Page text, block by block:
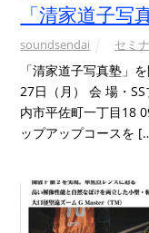
「清家道子写
soundsendai セミ
「清家道子写真塾」
27日（月） 会 場・
内市平佐町一丁目18
ップアップコースを